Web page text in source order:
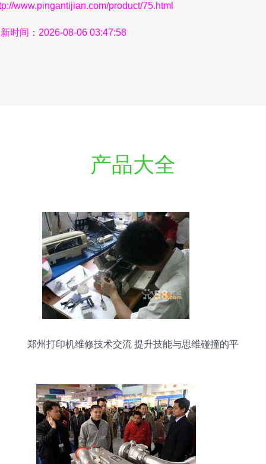
www.pingantijian.com/product/75.html
时间：2026-08-06 03:47:58
产品大全
郑州打印机维修技术交流 提升技能与思维碰撞的平